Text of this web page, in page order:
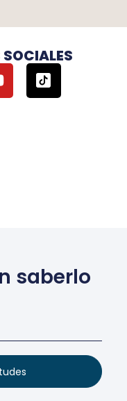
SOCIALES
saberlo